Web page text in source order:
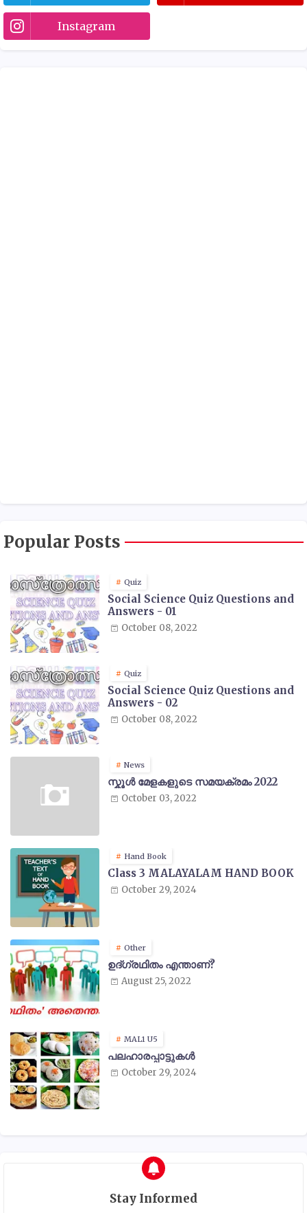
Instagram
Popular Posts
Quiz
Social Science Quiz Questions and
Answers - 01
October 08, 2022
Quiz
Social Science Quiz Questions and
Answers - 02
October 08, 2022
News
സ്കൂൾ മേളകളുടെ സമയക്രമം 2022
October 03, 2022
Hand Book
Class 3 MALAYALAM HAND BOOK
October 29, 2024
Other
ഉദ്ഗ്രഥിതം എന്താണ്?
August 25, 2022
MAL1 U5
പലഹാരപ്പാട്ടുകൾ
October 29, 2024
Stay Informed